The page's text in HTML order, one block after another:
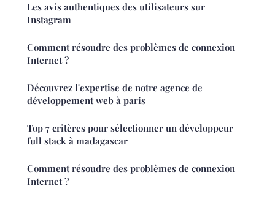
Les avis authentiques des utilisateurs sur
Instagram
Comment résoudre des problèmes de connexion
Internet ?
Découvrez l'expertise de notre agence de
développement web à paris
Top 7 critères pour sélectionner un développeur
full stack à madagascar
Comment résoudre des problèmes de connexion
Internet ?